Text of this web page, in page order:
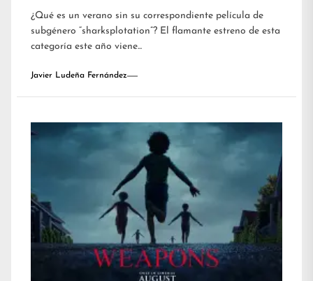
¿Qué es un verano sin su correspondiente película de
subgénero “sharksplotation”? El flamante estreno de esta
categoría este año viene...
Javier Ludeña Fernández